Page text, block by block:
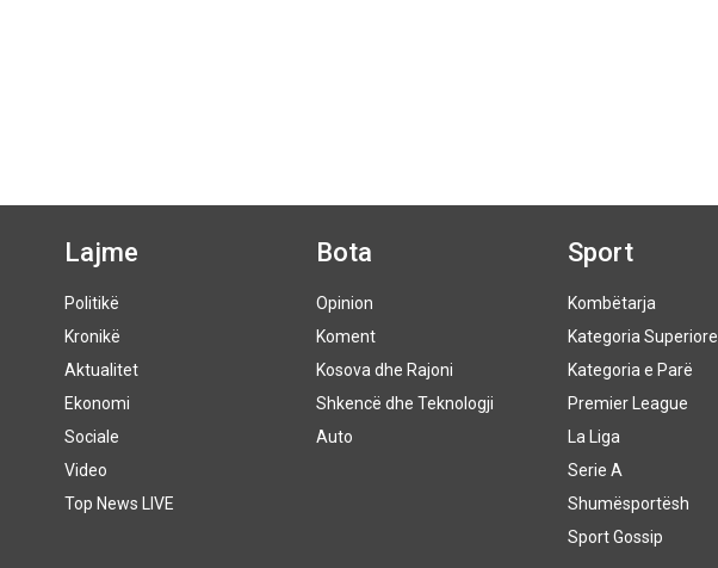
Lajme
Politikë
Kronikë
Aktualitet
Ekonomi
Sociale
Video
Top News LIVE
Bota
Opinion
Koment
Kosova dhe Rajoni
Shkencë dhe Teknologji
Auto
Sport
Kombëtarja
Kategoria Superiore
Kategoria e Parë
Premier League
La Liga
Serie A
Shumësportësh
Sport Gossip